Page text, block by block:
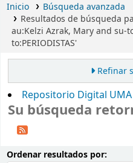
Inicio
Búsqueda avanzada
Resultados de búsqueda
au:Kelzi Azrak, Mary and su-
to:PERIODISTAS'
Refinar
Repositorio Digital UMA
Su búsqueda
Ordenar resultados por: